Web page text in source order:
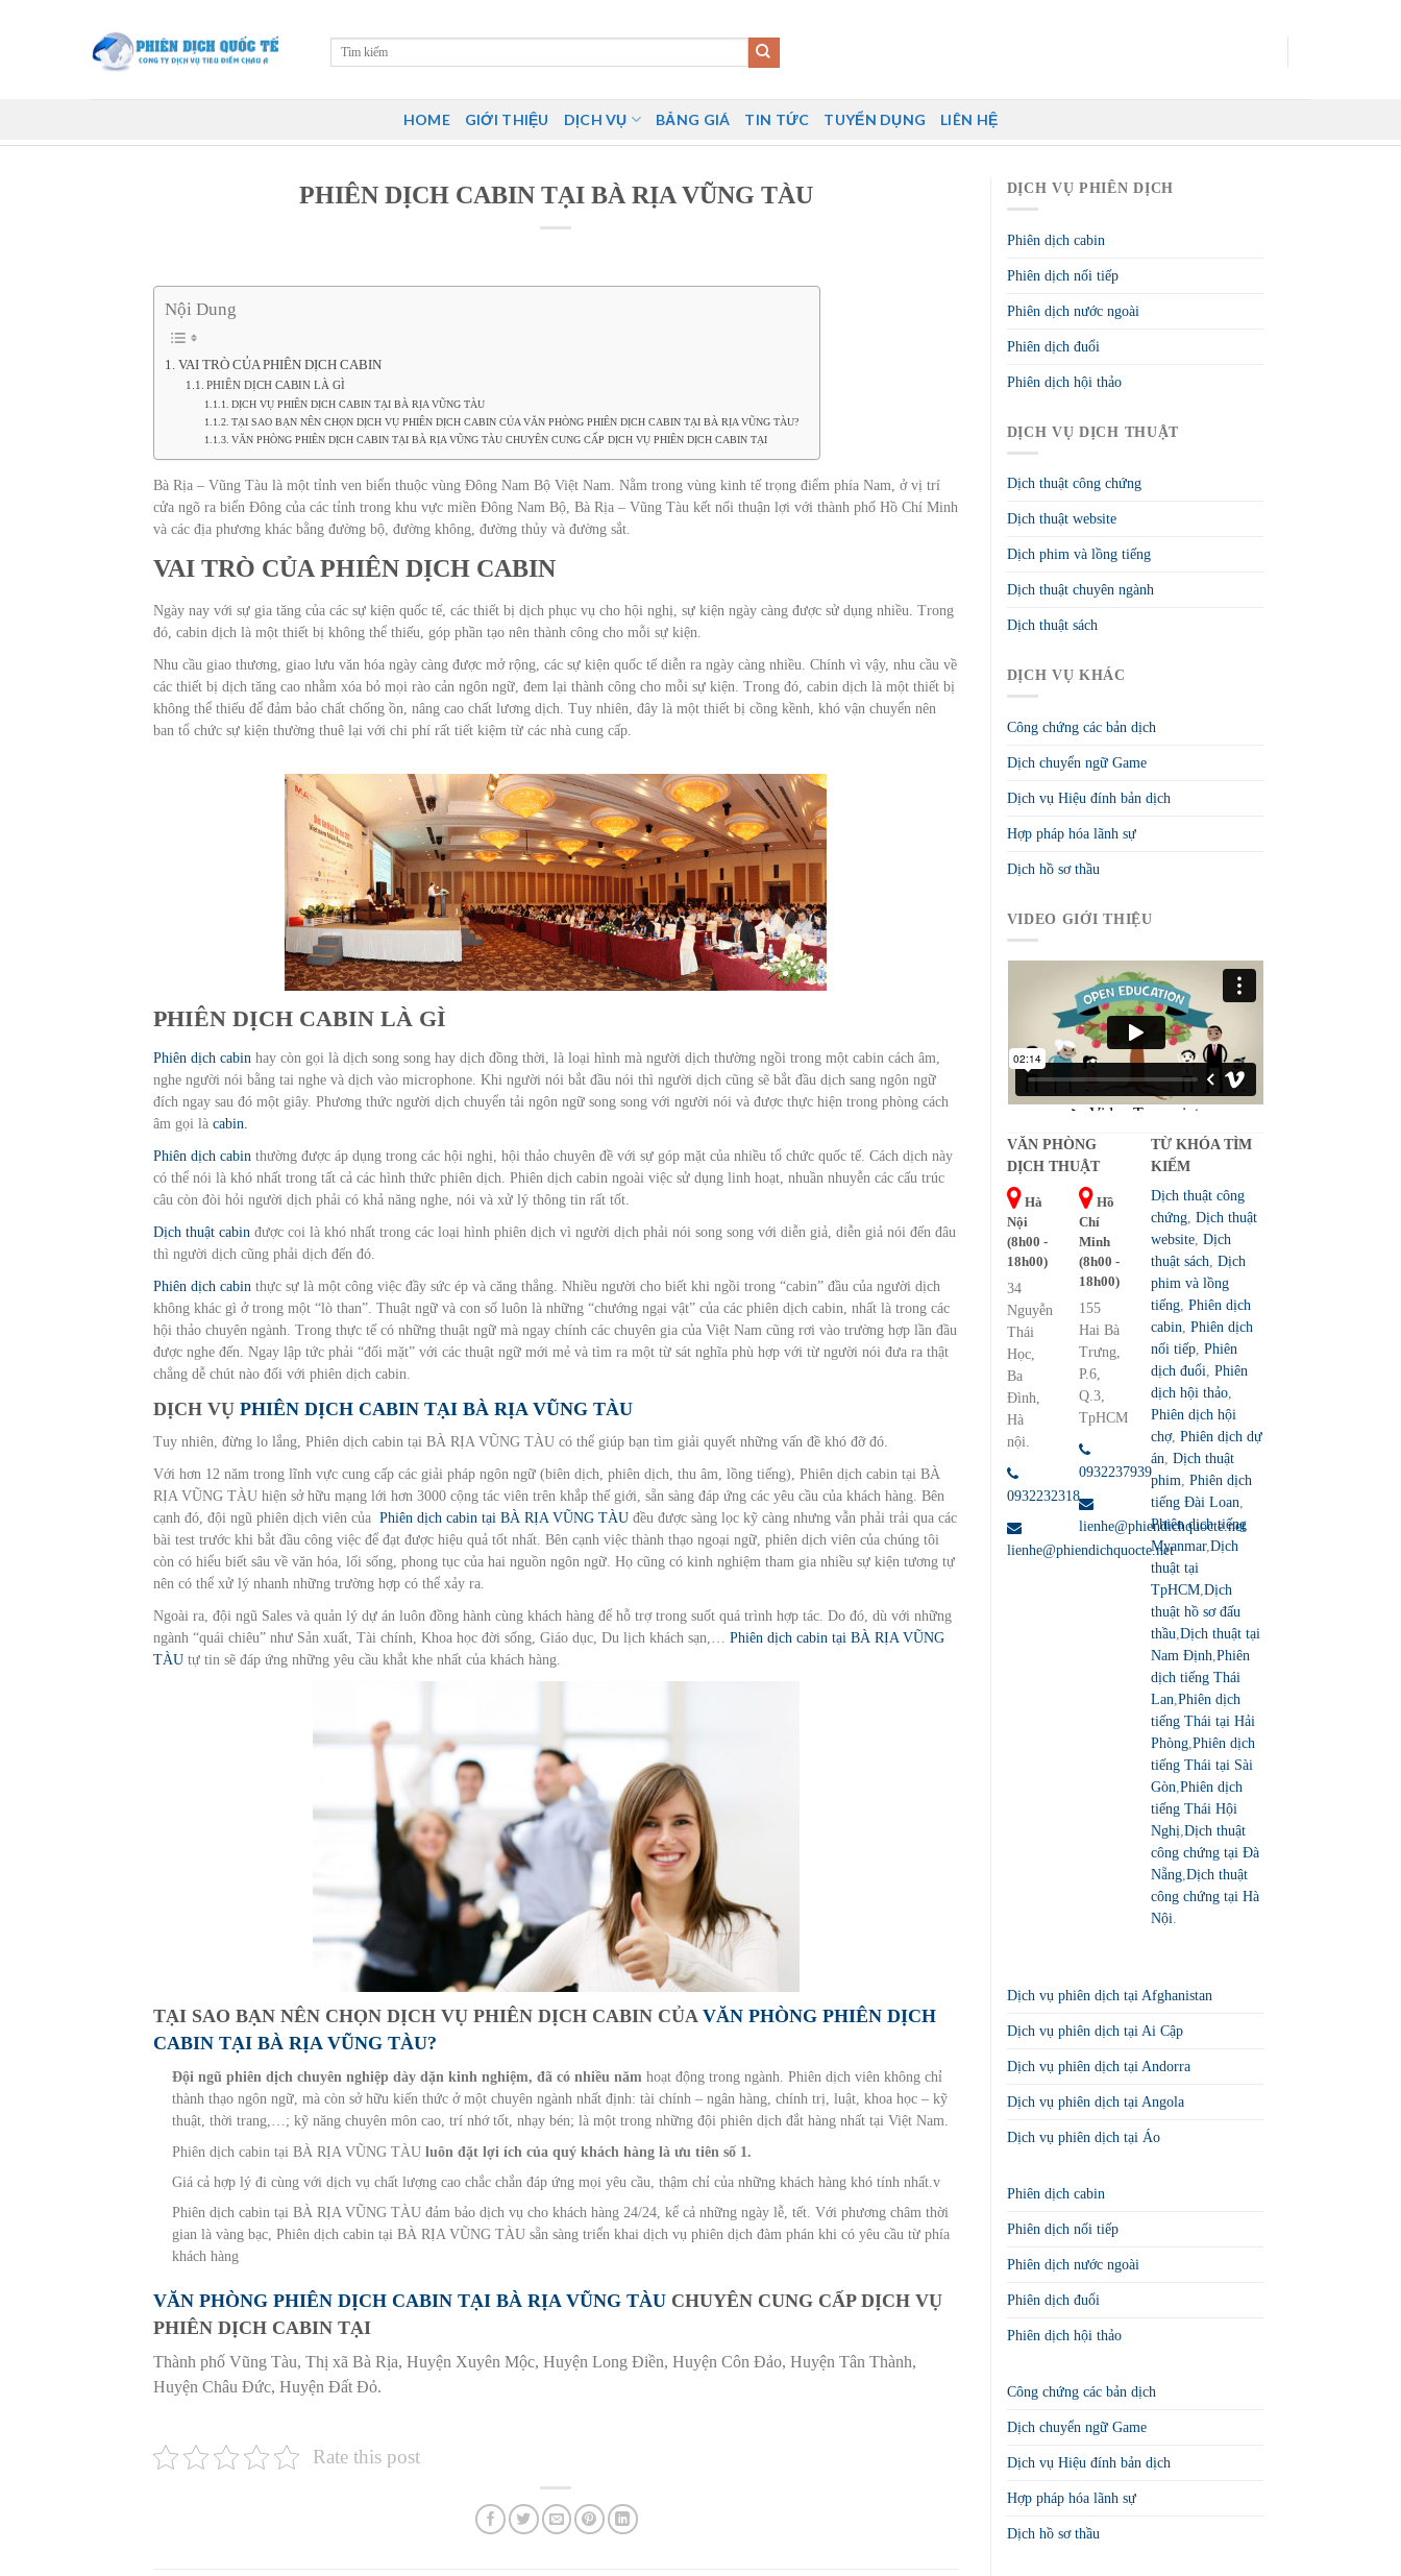
HOME GIỚI THIỆU DỊCH VỤ BẢNG GIÁ TIN TỨC TUYỂN DỤNG LIÊN HỆ
PHIÊN DỊCH CABIN TẠI BÀ RỊA VŨNG TÀU
Nội Dung
VAI TRÒ CỦA PHIÊN DỊCH CABIN
PHIÊN DỊCH CABIN LÀ GÌ
DỊCH VỤ PHIÊN DỊCH CABIN TẠI BÀ RỊA VŨNG TÀU
TẠI SAO BẠN NÊN CHỌN DỊCH VỤ PHIÊN DỊCH CABIN CỦA VĂN PHÒNG PHIÊN DỊCH CABIN TẠI BÀ RỊA VŨNG TÀU?
VĂN PHÒNG PHIÊN DỊCH CABIN TẠI BÀ RỊA VŨNG TÀU CHUYÊN CUNG CẤP DỊCH VỤ PHIÊN DỊCH CABIN TẠI
Bà Rịa – Vũng Tàu là một tỉnh ven biển thuộc vùng Đông Nam Bộ Việt Nam. Nằm trong vùng kinh tế trọng điểm phía Nam, ở vị trí
cửa ngõ ra biển Đông của các tỉnh trong khu vực miền Đông Nam Bộ, Bà Rịa – Vũng Tàu kết nối thuận lợi với thành phố Hồ Chí Minh
và các địa phương khác bằng đường bộ, đường không, đường thủy và đường sắt.
VAI TRÒ CỦA PHIÊN DỊCH CABIN
Ngày nay với sự gia tăng của các sự kiện quốc tế, các thiết bị dịch phục vụ cho hội nghị, sự kiện ngày càng được sử dụng nhiều. Trong
đó, cabin dịch là một thiết bị không thể thiếu, góp phần tạo nên thành công cho mỗi sự kiện.
Nhu cầu giao thương, giao lưu văn hóa ngày càng được mở rộng, các sự kiện quốc tế diễn ra ngày càng nhiều. Chính vì vậy, nhu cầu về
các thiết bị dịch tăng cao nhằm xóa bỏ mọi rào cản ngôn ngữ, đem lại thành công cho mỗi sự kiện. Trong đó, cabin dịch là một thiết bị
không thể thiếu để đảm bảo chất chống ồn, nâng cao chất lương dịch. Tuy nhiên, đây là một thiết bị cồng kềnh, khó vận chuyển nên
ban tổ chức sự kiện thường thuê lại với chi phí rất tiết kiệm từ các nhà cung cấp.
PHIÊN DỊCH CABIN LÀ GÌ
Phiên dịch cabin hay còn gọi là dịch song song hay dịch đồng thời, là loại hình mà người dịch thường ngồi trong một cabin cách âm,
nghe người nói bằng tai nghe và dịch vào microphone. Khi người nói bắt đầu nói thì người dịch cũng sẽ bắt đầu dịch sang ngôn ngữ
đích ngay sau đó một giây. Phương thức người dịch chuyển tải ngôn ngữ song song với người nói và được thực hiện trong phòng cách
âm gọi là cabin.
Phiên dịch cabin thường được áp dụng trong các hội nghị, hội thảo chuyên đề với sự góp mặt của nhiều tổ chức quốc tế. Cách dịch này
có thể nói là khó nhất trong tất cả các hình thức phiên dịch. Phiên dịch cabin ngoài việc sử dụng linh hoạt, nhuần nhuyễn các cấu trúc
câu còn đòi hỏi người dịch phải có khả năng nghe, nói và xử lý thông tin rất tốt.
Dịch thuật cabin được coi là khó nhất trong các loại hình phiên dịch vì người dịch phải nói song song với diễn giả, diễn giả nói đến đâu
thì người dịch cũng phải dịch đến đó.
Phiên dịch cabin thực sự là một công việc đầy sức ép và căng thẳng. Nhiều người cho biết khi ngồi trong “cabin” đầu của người dịch
không khác gì ở trong một “lò than”. Thuật ngữ và con số luôn là những “chướng ngại vật” của các phiên dịch cabin, nhất là trong các
hội thảo chuyên ngành. Trong thực tế có những thuật ngữ mà ngay chính các chuyên gia của Việt Nam cũng rơi vào trường hợp lần đầu
được nghe đến. Ngay lập tức phải “đối mặt” với các thuật ngữ mới mẻ và tìm ra một từ sát nghĩa phù hợp với từ người nói đưa ra thật
chẳng dễ chút nào đối với phiên dịch cabin.
DỊCH VỤ PHIÊN DỊCH CABIN TẠI BÀ RỊA VŨNG TÀU
Tuy nhiên, đừng lo lắng, Phiên dịch cabin tại BÀ RỊA VŨNG TÀU có thể giúp bạn tìm giải quyết những vấn đề khó đỡ đó.
Với hơn 12 năm trong lĩnh vực cung cấp các giải pháp ngôn ngữ (biên dịch, phiên dịch, thu âm, lồng tiếng), Phiên dịch cabin tại BÀ
RỊA VŨNG TÀU hiện sở hữu mạng lới hơn 3000 cộng tác viên trên khắp thế giới, sẵn sàng đáp ứng các yêu cầu của khách hàng. Bên
cạnh đó, đội ngũ phiên dịch viên của Phiên dịch cabin tại BÀ RỊA VŨNG TÀU đều được sàng lọc kỹ càng nhưng vẫn phải trải qua các
bài test trước khi bắt đầu công việc để đạt được hiệu quả tốt nhất. Bên cạnh việc thành thạo ngoại ngữ, phiên dịch viên của chúng tôi
còn có hiểu biết sâu về văn hóa, lối sống, phong tục của hai nguồn ngôn ngữ. Họ cũng có kinh nghiệm tham gia nhiều sự kiện tương tự
nên có thể xử lý nhanh những trường hợp có thể xảy ra.
Ngoài ra, đội ngũ Sales và quản lý dự án luôn đồng hành cùng khách hàng để hỗ trợ trong suốt quá trình hợp tác. Do đó, dù với những
ngành “quái chiêu” như Sản xuất, Tài chính, Khoa học đời sống, Giáo dục, Du lịch khách sạn,… Phiên dịch cabin tại BÀ RỊA VŨNG
TÀU tự tin sẽ đáp ứng những yêu cầu khắt khe nhất của khách hàng.
TẠI SAO BẠN NÊN CHỌN DỊCH VỤ PHIÊN DỊCH CABIN CỦA VĂN PHÒNG PHIÊN DỊCH
CABIN TẠI BÀ RỊA VŨNG TÀU?
Đội ngũ phiên dịch chuyên nghiệp dày dặn kinh nghiệm, đã có nhiều năm hoạt động trong ngành. Phiên dịch viên không chỉ
thành thạo ngôn ngữ, mà còn sở hữu kiến thức ở một chuyên ngành nhất định: tài chính – ngân hàng, chính trị, luật, khoa học – kỹ
thuật, thời trang,…; kỹ năng chuyên môn cao, trí nhớ tốt, nhạy bén; là một trong những đội phiên dịch đắt hàng nhất tại Việt Nam.
Phiên dịch cabin tại BÀ RỊA VŨNG TÀUluôn đặt lợi ích của quý khách hàng là ưu tiên số 1.
Giá cả hợp lý đi cùng với dịch vụ chất lượng cao chắc chắn đáp ứng mọi yêu cầu, thậm chỉ của những khách hàng khó tính nhất.v
Phiên dịch cabin tại BÀ RỊA VŨNG TÀU đảm bảo dịch vụ cho khách hàng 24/24, kể cả những ngày lễ, tết. Với phương châm thời
gian là vàng bạc, Phiên dịch cabin tại BÀ RỊA VŨNG TÀU sẵn sàng triển khai dịch vụ phiên dịch đàm phán khi có yêu cầu từ phía
khách hàng
VĂN PHÒNG PHIÊN DỊCH CABIN TẠI BÀ RỊA VŨNG TÀU CHUYÊN CUNG CẤP DỊCH VỤ
PHIÊN DỊCH CABIN TẠI
Thành phố Vũng Tàu, Thị xã Bà Rịa, Huyện Xuyên Mộc, Huyện Long Điền, Huyện Côn Đảo, Huyện Tân Thành,
Huyện Châu Đức, Huyện Đất Đỏ.
Rate this post
DỊCH VỤ PHIÊN DỊCH
Phiên dịch cabin
Phiên dịch nối tiếp
Phiên dịch nước ngoài
Phiên dịch đuổi
Phiên dịch hội thảo
DỊCH VỤ DỊCH THUẬT
Dịch thuật công chứng
Dịch thuật website
Dịch phim và lồng tiếng
Dịch thuật chuyên ngành
Dịch thuật sách
DỊCH VỤ KHÁC
Công chứng các bản dịch
Dịch chuyển ngữ Game
Dịch vụ Hiệu đính bản dịch
Hợp pháp hóa lãnh sự
Dịch hồ sơ thầu
VIDEO GIỚI THIỆU
VĂN PHÒNG
DỊCH THUẬT
Hà
Nội
(8h00 -
18h00)
34
Nguyễn
Thái
Học,
Ba
Đình,
Hà
nội.
0932232318
lienhe@phiendichquocte.net
Hồ
Chí
Minh
(8h00 -
18h00)
155
Hai Bà
Trưng,
P.6,
Q.3,
TpHCM
0932237939
lienhe@phiendichquocte.net
TỪ KHÓA TÌM
KIẾM
Dịch thuật công
chứng, Dịch thuật
website, Dịch
thuật sách Dịch
phim và lồng
tiếng, Phiên dịch
cabin Phiên dịch
nối tiếp, Phiên
dịch đuổi Phiên
dịch hội thảo,
Phiên dịch hội
chợ, Phiên dịch dự
án Dịch thuật
phim Phiên dịch
tiếng Đài Loan
Phiên dịch tiếng
Myanmar, Dịch
thuật tại
TpHCM, Dịch
thuật hồ sơ đấu
thầu Dịch thuật tại
Nam Định Phiên
dịch tiếng Thái
Lan Phiên dịch
tiếng Thái tại Hải
Phòng, Phiên dịch
tiếng Thái tại Sài
Gòn Phiên dịch
tiếng Thái Hội
Nghị Dịch thuật
công chứng tại Đà
Nẵng, Dịch thuật
công chứng tại Hà
Nội
Dịch vụ phiên dịch tại Afghanistan
Dịch vụ phiên dịch tại Ai Cập
Dịch vụ phiên dịch tại Andorra
Dịch vụ phiên dịch tại Angola
Dịch vụ phiên dịch tại Áo
Phiên dịch cabin
Phiên dịch nối tiếp
Phiên dịch nước ngoài
Phiên dịch đuổi
Phiên dịch hội thảo
Công chứng các bản dịch
Dịch chuyển ngữ Game
Dịch vụ Hiệu đính bản dịch
Hợp pháp hóa lãnh sự
Dịch hồ sơ thầu